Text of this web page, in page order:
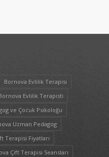
Bornova Evlilik Terapisi
Evlilik Terapisti
ve Çocuk Psikoloğu
Uzman Pedagog
Terapisi Fiyatları
Çift Terapisi Seansları